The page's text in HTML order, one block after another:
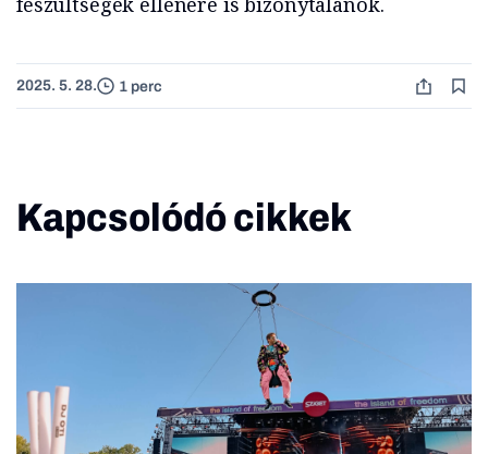
2025. 5. 28. 1 perc
Kapcsolódó cikkek